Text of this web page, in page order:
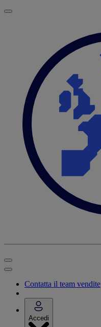
Contatta il team vendite
Accedi